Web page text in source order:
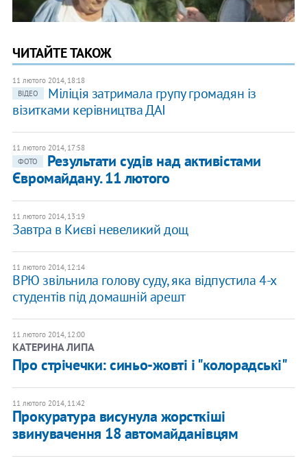
ЧИТАЙТЕ ТАКОЖ
11 лютого 2014, 18:18
ВІДЕО
Міліція затримала групу громадян із
візитками керівництва ДАІ
11 лютого 2014, 17:58
ФОТО
Результати судів над активістами
Євромайдану. 11 лютого
11 лютого 2014, 13:19
Завтра в Києві невеликий дощ
11 лютого 2014, 12:14
ВРЮ звільнила голову суду, яка відпустила 4-х
студентів під домашній арешт
11 лютого 2014, 12:00
КАТЕРИНА ЛИПА
Про стрічечки: синьо-жовті і "колорадські"
11 лютого 2014, 11:42
Прокуратура висунула жорсткіші
звинувачення 18 автомайданівцям